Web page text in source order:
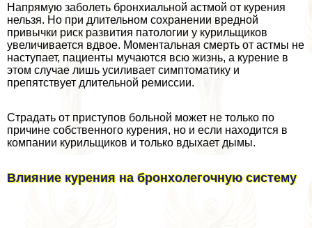
Напрямую заболеть бронхиальной астмой от курения
нельзя. Но при длительном сохранении вредной
привычки риск развития патологии у курильщиков
увеличивается вдвое. Моментальная cмepть от астмы не
наступает, пациенты мучаются всю жизнь, а курение в
этом случае лишь усиливает симптоматику и
препятствует длительной ремиссии.
Страдать от приступов больной может не только по
причине собственного курения, но и если находится в
компании курильщиков и только вдыхает дымы.
Влияние курения на бронхолегочную систему